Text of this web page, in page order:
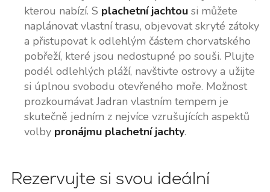
kterou nabízí. S plachetní jachtousi můžete
naplánovat vlastní trasu, objevovat skryté zátoky
a přistupovat k odlehlým částem chorvatského
pobřeží, které jsou nedostupné po souši. Plujte
podél odlehlých pláží, navštivte ostrovy a užijte
si úplnou svobodu otevřeného moře. Možnost
prozkoumávat Jadran vlastním tempem je
skutečně jedním z nejvíce vzrušujících aspektů
volby pronájmu plachetní jachty.
Rezervujte si svou ideální